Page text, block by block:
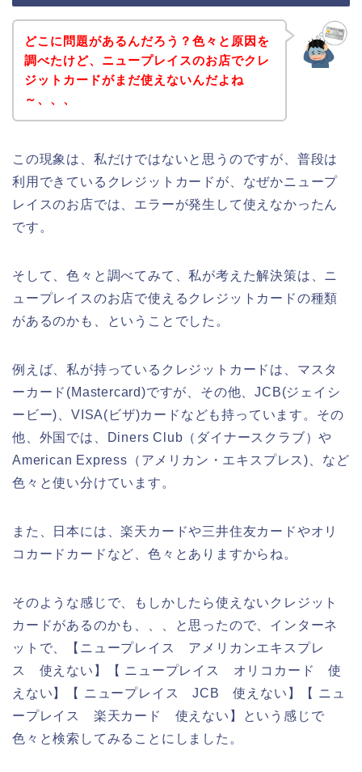
どこに問題があるんだろう？色々と原因を
調べたけど、ニュープレイスのお店でクレ
ジットカードがまだ使えないんだよね
～、、、
この現象は、私だけではないと思うのですが、普段は
利用できているクレジットカードが、なぜかニュープ
レイスのお店では、エラーが発生して使えなかったん
です。
そして、色々と調べてみて、私が考えた解決策は、ニ
ュープレイスのお店で使えるクレジットカードの種類
があるのかも、ということでした。
例えば、私が持っているクレジットカードは、マスタ
ーカード(Mastercard)ですが、その他、JCB(ジェイシ
ービー)、VISA(ビザ)カードなども持っています。その
他、外国では、Diners Club（ダイナースクラブ）や
American Express（アメリカン・エキスプレス)、など
色々と使い分けています。
また、日本には、楽天カードや三井住友カードやオリ
コカードカードなど、色々とありますからね。
そのような感じで、もしかしたら使えないクレジット
カードがあるのかも、、、と思ったので、インターネ
ットで、【ニュープレイス アメリカンエキスプレ
ス 使えない】【 ニュープレイス オリコカード 使
えない】【 ニュープレイス JCB 使えない】【 ニュ
ープレイス 楽天カード 使えない】という感じで
色々と検索してみることにしました。